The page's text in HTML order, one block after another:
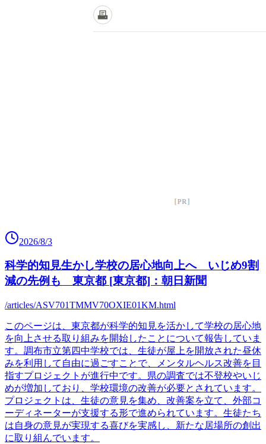
2026/8/3
科学的知見生かし学校の居心地向上へ いじめ9割
減の先例も 東京都 [東京都]：朝日新聞
/articles/ASV701TMMV70OXIE01KM.html
このページは、東京都が科学的知見を活かして学校の居心地
を向上させる取り組みを開始したことについて報告していま
す。調布市立第四中学校では、生徒が屋上を開放された昼休
みを利用して自由に過ごすことで、メンタルヘルス改善を目
指すプロジェクトが進行中です。県の調査では不登校やいじ
めが増加しており、学校環境の改善が必要とされています。
プロジェクトは、生徒の意見を集め、改善案を立て、外部コ
ーディネーターが支援する形で進められています。生徒たち
は自身の意見が実現する喜びを実感し、新たな居場所の創出
に取り組んでいます。